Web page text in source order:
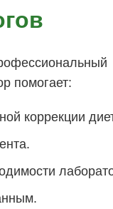
помогает:
коррекции